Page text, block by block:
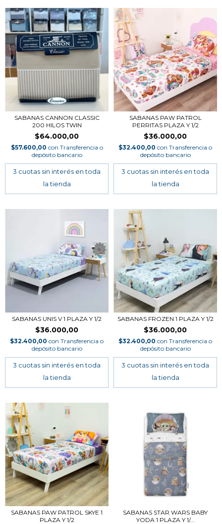
SABANAS CANNON CLASSIC
200 HILOS TWIN
$64.000,00
$57.600,00 con Transferencia o
depósito bancario
SABANAS PAW PATROL
PERRITAS PLAZA Y 1/2
$36.000,00
$32.400,00 con Transferencia o
depósito bancario
SABANAS UNIS V 1 PLAZA Y 1/2
$36.000,00
$32.400,00 con Transferencia o
depósito bancario
SABANAS FROZEN 1 PLAZA Y 1/2
$36.000,00
$32.400,00 con Transferencia o
depósito bancario
SABANAS PAW PATROL SKYE 1
PLAZA Y 1/2
SABANAS STAR WARS BABY
YODA 1 PLAZA Y 1/...